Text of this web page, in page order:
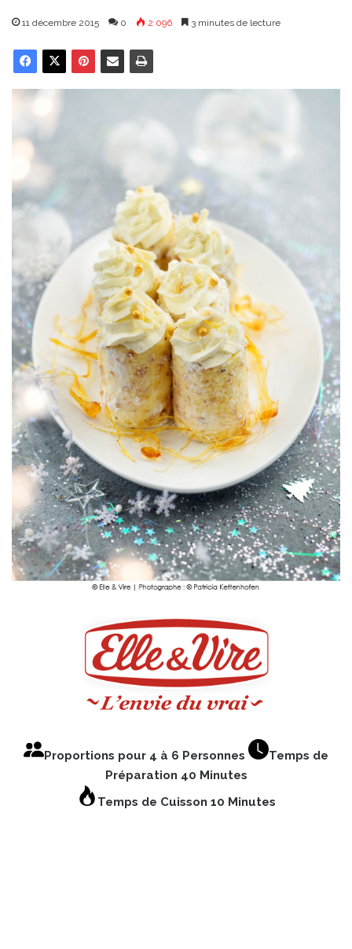
11 décembre 2015 0 2 096 3 minutes de lecture
Proportions pour 4 à 6 Personnes
Temps de
Préparation 40 Minutes
Temps de Cuisson 10 Minutes